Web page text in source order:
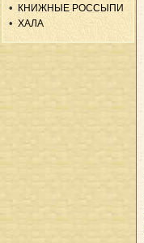
КНИЖНЫЕ РОССЫПИ
ХАЛА